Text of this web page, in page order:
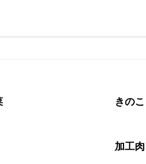
べくお早めにお召し上がりください。
きのこ
加工肉